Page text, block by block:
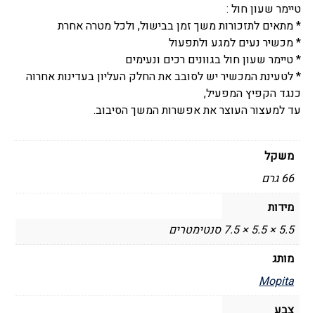
ואפיה,
עד
שעה
אחת,
מופיטה
-
Mopita
טיימר שעון חול :
* מתאים לתזכורות משך זמן בבישול, ולכל מטרה אחרת
* מכשיר נעים למגע ולתפעול
* טיימר שעון חול בגוונים רכים ונעימים
* לטעינת המכשיר יש לסובב את החלק העליון בעדינות אחרוה
כנגד הקפיץ המפעיל,
עד למעצור העוצר את אפשרות המשך הסיבוב.
משקל
66 גרם
מידות
5.5 × 5.5 × 7.5 סנטימטרים
מותג
Mopita